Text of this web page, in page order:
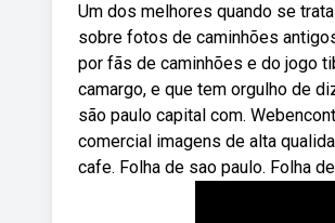
Um dos melhores quando se
sobre fotos de caminhões
por fãs de caminhões e do jogo
camargo, e que tem orgulho de
são paulo capital com.
comercial imagens de alta
cafe. Folha de sao paulo. Folha